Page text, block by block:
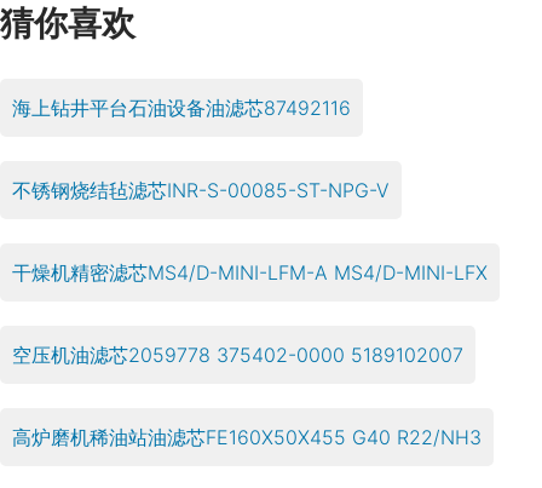
猜你喜欢
海上钻井平台石油设备油滤芯87492116
不锈钢烧结毡滤芯INR-S-00085-ST-NPG-V
干燥机精密滤芯MS4/D-MINI-LFM-A MS4/D-MINI-LFX
空压机油滤芯2059778 375402-0000 5189102007
高炉磨机稀油站油滤芯FE160X50X455 G40 R22/NH3